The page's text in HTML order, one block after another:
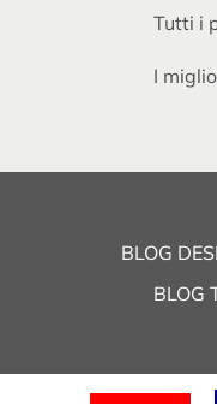
Tutti i
I
BLOG
BLOG